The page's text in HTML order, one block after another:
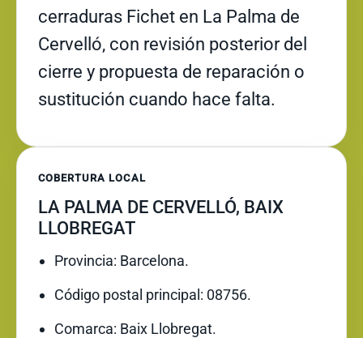
cerraduras Fichet en La Palma de
Cervelló, con revisión posterior del
cierre y propuesta de reparación o
sustitución cuando hace falta.
COBERTURA LOCAL
LA PALMA DE CERVELLÓ, BAIX
LLOBREGAT
Provincia: Barcelona.
Código postal principal: 08756.
Comarca: Baix Llobregat.